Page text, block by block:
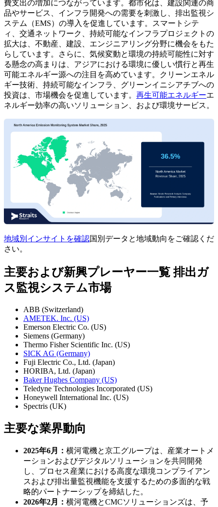
費支出の増加につながっています。都市化は、建設関連の商
品やサービス、インフラ開発への需要を刺激し、排出監視シ
ステム（EMS）の導入を促進しています。スマートシテ
ィ、交通ネットワーク、持続可能なインフラプロジェクトの
拡大は、不動産、建設、エンジニアリング分野に機会をもた
らしています。さらに、気候変動と環境の持続可能性に対す
る懸念の高まりは、アジアにおける環境に優しい慣行と再生
可能エネルギー源への注目を高めています。クリーンエネル
ギー技術、持続可能なインフラ、グリーンイニシアチブへの
投資は、市場機会を促進しています。 再生可能エネルギーエ
ネルギー効率の高いソリューション、および環境サービス。
地域別インサイトを確認国別データと地域動向をご確認くだ
さい。
主要および新興プレーヤー一覧 排出ガ
ス監視システム市場
ABB (Switzerland)
AMETEK. Inc. (US)
Emerson Electric Co. (US)
Siemens (Germany)
Thermo Fisher Scientific Inc. (US)
SICK AG (Germany)
Fuji Electric Co., Ltd. (Japan)
HORIBA, Ltd. (Japan)
Baker Hughes Company (US)
Teledyne Technologies Incorporated (US)
Honeywell International Inc. (US)
Spectris (UK)
主要な業界動向
2025年6月： 横河電機と京工グループは、産業オートメ
ーションおよびデジタルソリューションを共同開発
し、プロセス産業における高度な環境コンプライアン
スおよび排出量監視機能を支援するための多面的な戦
略的パートナーシップを締結した。
2026年2月： 横河電機とCMCソリューションズは、予